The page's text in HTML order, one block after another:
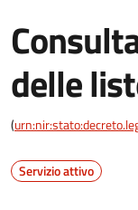
delle
(
Servizio attivo